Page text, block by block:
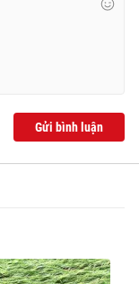
Gửi bình luận